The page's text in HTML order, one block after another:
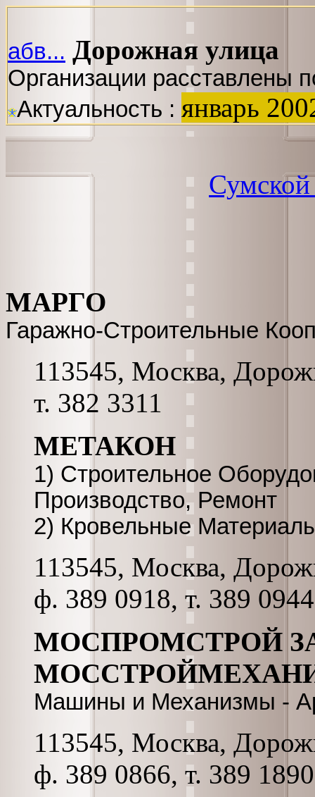
абв... Дорожная улица
Организации расставлены
Актуальность : январь
Сумской
МАРГО
Гаражно-Строительные
113545, Москва,
т. 382 3311
МЕТАКОН
1) Строительное
Производство, Ремонт
2) Кровельные
113545, Москва,
ф. 389 0918, т. 389 0944
МОСПРОМСТРОЙ
Машины и Механизмы -
113545, Москва,
ф. 389 0866, т. 389 1890